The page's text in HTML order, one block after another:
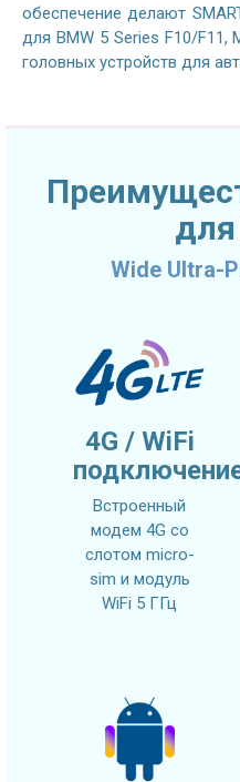
обеспечение делают
для BMW 5 Series F10/F11,
головных устройств для
для
Wide Ultra-
4G / WiFi
Встроенный
модем 4G со
слотом micro-
sim и модуль
WiFi 5 ГГц